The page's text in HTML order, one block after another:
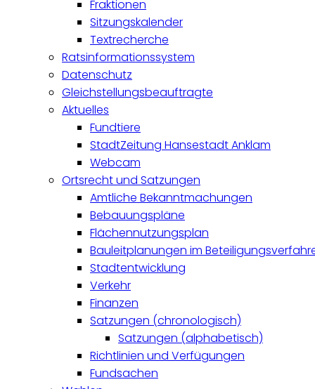
Fraktionen
Sitzungskalender
Textrecherche
Ratsinformationssystem
Datenschutz
Gleichstellungsbeauftragte
Aktuelles
Fundtiere
StadtZeitung Hansestadt Anklam
Webcam
Ortsrecht und Satzungen
Amtliche Bekanntmachungen
Bebauungspläne
Flächennutzungsplan
Bauleitplanungen im
Stadtentwicklung
Verkehr
Finanzen
Satzungen (chronologisch)
Satzungen (alphabetisch)
Richtlinien und Verfügungen
Fundsachen